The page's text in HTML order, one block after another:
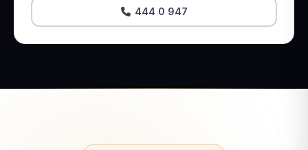
444 0 947